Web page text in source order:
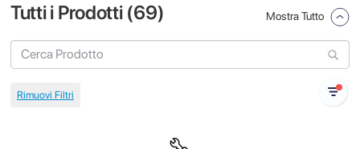
Tutti i Prodotti (69) Mostra Tutto